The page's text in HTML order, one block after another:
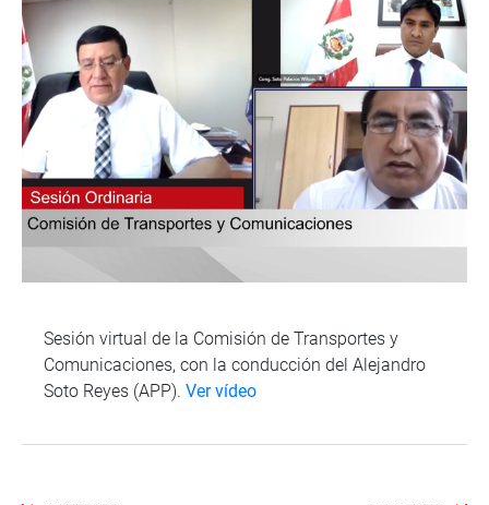
Sesión virtual de la Comisión de Transportes y
Comunicaciones, con la conducción del Alejandro
Soto Reyes (APP). Ver vídeo